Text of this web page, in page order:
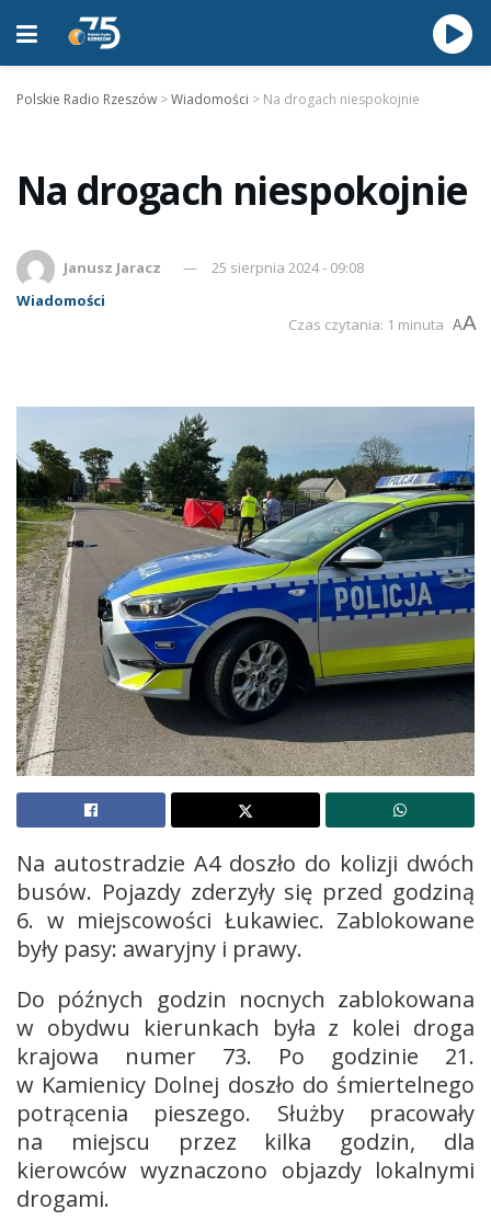
Polskie Radio Rzeszów >Wiadomości > Na drogach niespokojnie
Na drogach niespokojnie
Janusz Jaracz
25 sierpnia 2024 - 09:08
Wiadomości
Czas czytania: 1 minuta AA
Na autostradzie A4 doszło do kolizji dwóch
busów. Pojazdy zderzyły się przed godziną
6. w miejscowości Łukawiec. Zablokowane
były pasy: awaryjny i prawy.
Do późnych godzin nocnych zablokowana
w obydwu kierunkach była z kolei droga
krajowa numer 73. Po godzinie 21.
w Kamienicy Dolnej doszło do śmiertelnego
potrącenia pieszego. Służby pracowały
na miejscu przez kilka godzin, dla
kierowców wyznaczono objazdy lokalnymi
drogami.